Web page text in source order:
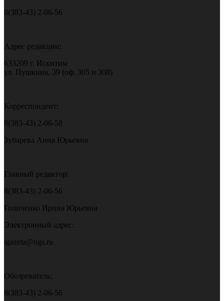
8(383-43) 2-06-56
Адрес редакции:
633209 г. Искитим
ул. Пушкина, 39 (оф. 305 и 308)
Корреспондент:
8(383-43) 2-06-58
Зубарева Анна Юрьевна
Главный редактор:
8(383-43) 2-06-56
Голиченко Ирина Юрьевна
Электронный адрес:
igazeta@ngs.ru
Обозреватель:
8(383-43) 2-06-56